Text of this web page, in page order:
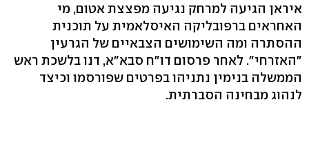
איראן הגיעה למרחק נגיעה מפצצת אטום, מי
האחראים ברפובליקה האיסלאמית על תוכנית
ההסתרה ומה השימושים הצבאיים של הגרעין
"האזרחי". לאחר פרסום דו"ח סבא"א, דנו בלשכת ראש
הממשלה בנימין נתניהו בפרטים שפורסמו וכיצד
לנהוג מבחינה הסברתית.